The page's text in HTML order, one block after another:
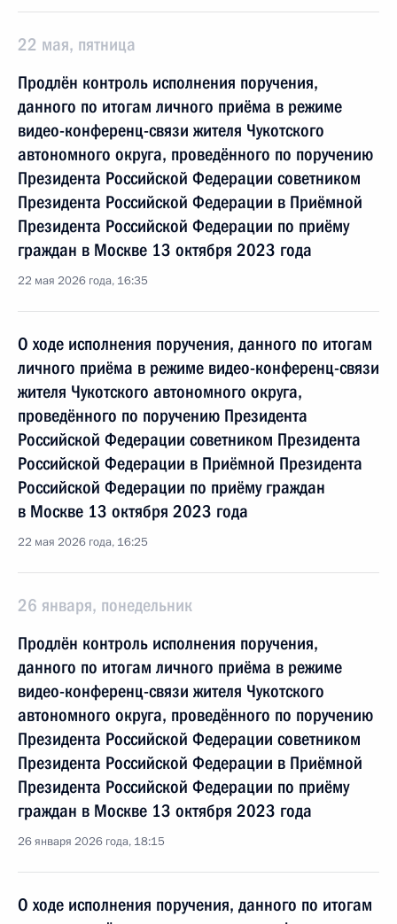
22 мая, пятница
Продлён контроль исполнения поручения,
данного по итогам личного приёма в режиме
видео-конференц-связи жителя Чукотского
автономного округа, проведённого по поручению
Президента Российской Федерации советником
Президента Российской Федерации в Приёмной
Президента Российской Федерации по приёму
граждан в Москве 13 октября 2023 года
22 мая 2026 года, 16:35
О ходе исполнения поручения, данного по итогам
личного приёма в режиме видео-конференц-связи
жителя Чукотского автономного округа,
проведённого по поручению Президента
Российской Федерации советником Президента
Российской Федерации в Приёмной Президента
Российской Федерации по приёму граждан
в Москве 13 октября 2023 года
22 мая 2026 года, 16:25
26 января, понедельник
Продлён контроль исполнения поручения,
данного по итогам личного приёма в режиме
видео-конференц-связи жителя Чукотского
автономного округа, проведённого по поручению
Президента Российской Федерации советником
Президента Российской Федерации в Приёмной
Президента Российской Федерации по приёму
граждан в Москве 13 октября 2023 года
26 января 2026 года, 18:15
О ходе исполнения поручения, данного по итогам